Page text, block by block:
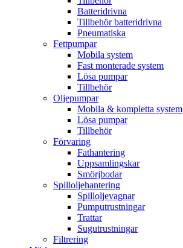
Batteridrivna
Tillbehör batteridrivna
Pneumatiska
Fettpumpar
Mobila system
Fast monterade system
Lösa pumpar
Tillbehör
Oljepumpar
Mobila & kompletta system
Lösa pumpar
Tillbehör
Förvaring
Fathantering
Uppsamlingskar
Smörjbodar
Spilloljehantering
Spilloljevagnar
Pumputrustningar
Trattar
Sugutrustningar
Filtrering